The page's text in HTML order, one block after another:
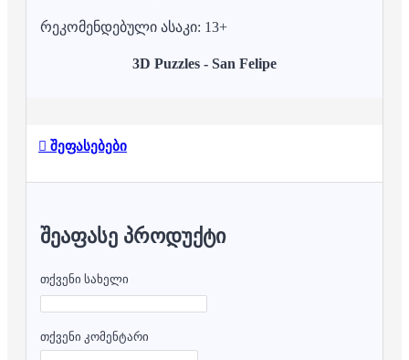
რეკომენდებული ასაკი: 13+
3D Puzzles - San Felipe
შეფასებები
ᲨᲔᲐᲤᲐᲡᲔ ᲞᲠᲝᲓᲣᲥᲢᲘ
თქვენი სახელი
თქვენი კომენტარი